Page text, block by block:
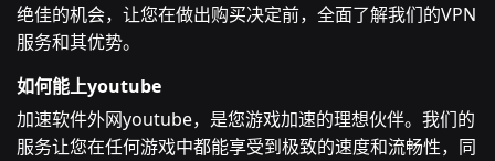
绝佳的机会，让您在做出购买决定前，全面了解我们的VPN
服务和其优势。
如何能上youtube
加速软件外网youtube，是您游戏加速的理想伙伴。我们的
服务让您在任何游戏中都能享受到极致的速度和流畅性，同